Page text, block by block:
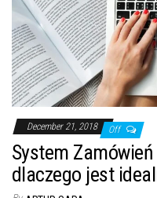
December 21, 2018 Off
System
dlaczego jest